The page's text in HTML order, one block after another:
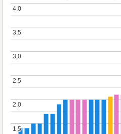
1,5
1,5
2,0
2,0
2,5
2,5
3,0
3,0
3,5
3,5
4,0
4,0